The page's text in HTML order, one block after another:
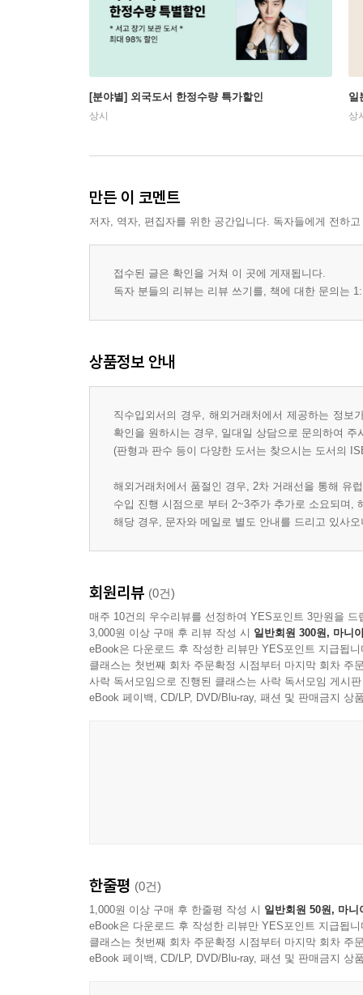
[분야별] 외국도서 한정수량 특가할인
상시
일
상
만든 이 코멘트
저자, 역자, 편집자를 위한 공간입니다. 독자들에게 전하
접수된 글은 확인을 거쳐 이 곳에 게재됩니다.
독자 분들의 리뷰는 리뷰 쓰기를, 책에 대한 문의는
상품정보 안내
직수입외서의 경우, 해외거래처에서 제공하는 정
확인을 원하시는 경우, 일대일 상담으로 문의하여 주
(판형과 판수 등이 다양한 도서는 찾으시는 도서의
해외거래처에서 품절인 경우, 2차 거래선을 통해 유
수입 진행 시점으로 부터 2~3주가 추가로 소요되며,
해당 경우, 문자와 메일로 별도 안내를 드리고 있사
회원리뷰 (0건)
매주 10건의 우수리뷰를 선정하여 YES포인트 3만원을 드
3,000원 이상 구매 후 리뷰 작성 시 일반회원 300원, 마니
eBook은 다운로드 후 작성한 리뷰만 YES포인트 지급됩니
클래스는 첫번째 회차 주문확정 시점부터 마지막 회차 주
사락 독서모임으로 진행된 클래스는 사락 독서모임 게시
eBook 페이백, CD/LP, DVD/Blu-ray, 패션 및 판매금지 상
한줄평 (0건)
1,000원 이상 구매 후 한줄평 작성 시 일반회원 50원, 마니
eBook은 다운로드 후 작성한 리뷰만 YES포인트 지급됩니
클래스는 첫번째 회차 주문확정 시점부터 마지막 회차 주
eBook 페이백, CD/LP, DVD/Blu-ray, 패션 및 판매금지 상